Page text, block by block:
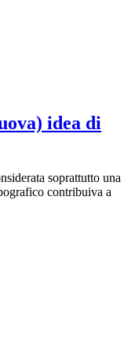
idea di
soprattutto una
contribuiva a